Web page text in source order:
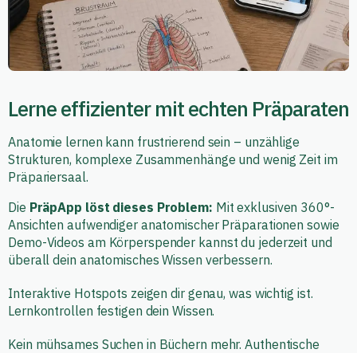
Lerne effizienter mit echten Präparaten
Anatomie lernen kann frustrierend sein – unzählige
Strukturen, komplexe Zusammenhänge und wenig Zeit im
Präpariersaal.
Die PräpApp löst dieses Problem: Mit exklusiven 360°-
Ansichten aufwendiger anatomischer Präparationen sowie
Demo-Videos am Körperspender kannst du jederzeit und
überall dein anatomisches Wissen verbessern.
Interaktive Hotspots zeigen dir genau, was wichtig ist.
Lernkontrollen festigen dein Wissen.
Kein mühsames Suchen in Büchern mehr. Authentische